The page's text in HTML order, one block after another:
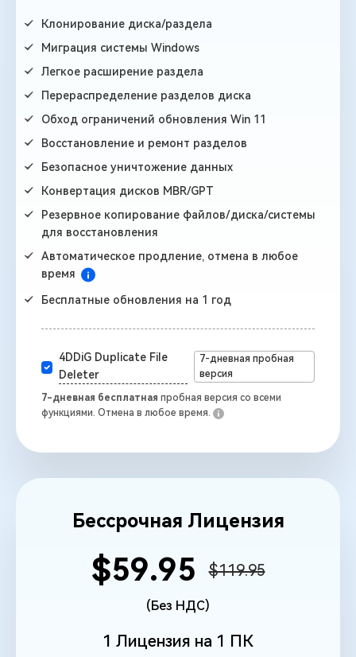
Клонирование диска/раздела
Миграция системы Windows
Легкое расширение раздела
Перераспределение разделов диска
Обход ограничений обновления Win 11
Восстановление и ремонт разделов
Безопасное уничтожение данных
Конвертация дисков MBR/GPT
Резервное копирование файлов/диска/системы
для восстановления
Автоматическое продление, отмена в любое
время
Бесплатные обновления на 1 год
4DDiG Duplicate File
Deleter
7-дневная пробная
версия
7-дневная бесплатная пробная версия со всеми
функциями. Отмена в любое время.
Бессрочная Лицензия
$59.95 $119.95
(Без НДС)
1 Лицензия на 1 ПК